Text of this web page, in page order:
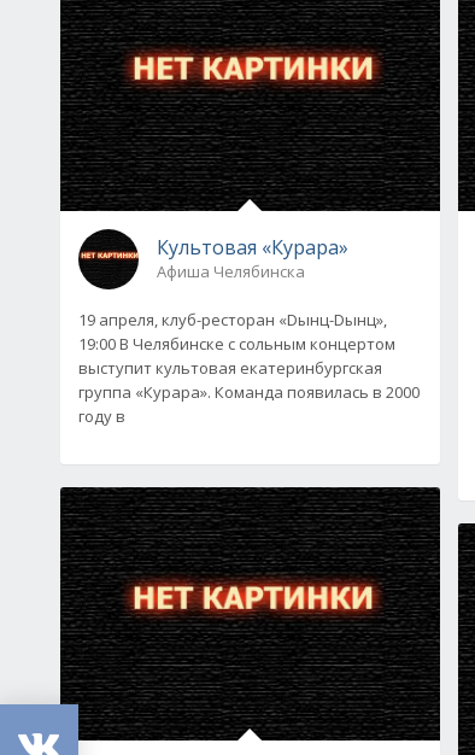
Культовая «Курара»
Афиша Челябинска
19 апреля, клуб-ресторан «Dынц-Dынц»,
19:00 В Челябинске с сольным концертом
выступит культовая екатеринбургская
группа «Курара». Команда появилась в 2000
году в